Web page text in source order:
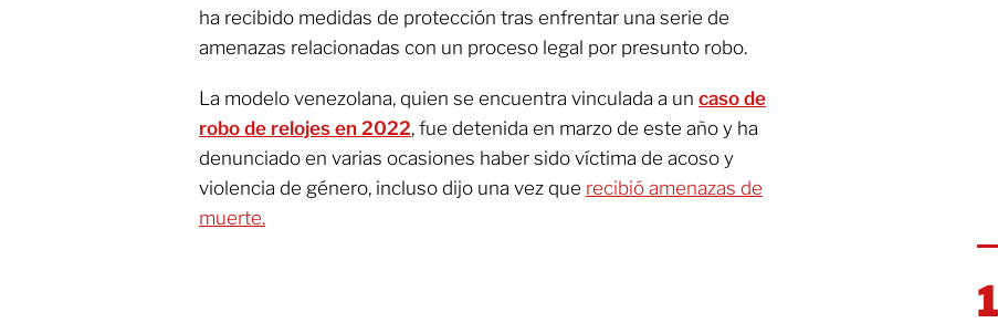
ha recibido medidas de protección tras enfrentar una serie de
amenazas relacionadas con un proceso legal por presunto robo.
La modelo venezolana, quien se encuentra vinculada a un caso de
robo de relojes en 2022, fue detenida en marzo de este año y ha
denunciado en varias ocasiones haber sido víctima de acoso y
violencia de género, incluso dijo una vez que recibió amenazas de
muerte.